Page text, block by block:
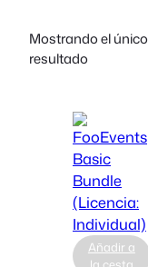
Mostrando el único
resultado
Añadir a